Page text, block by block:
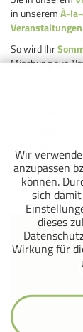
in unseremÀ-
So wird Ihr
Mischung aus
Weitere
Musik
Wir
anzupassen
können.
sich
dieses
Wirkung für